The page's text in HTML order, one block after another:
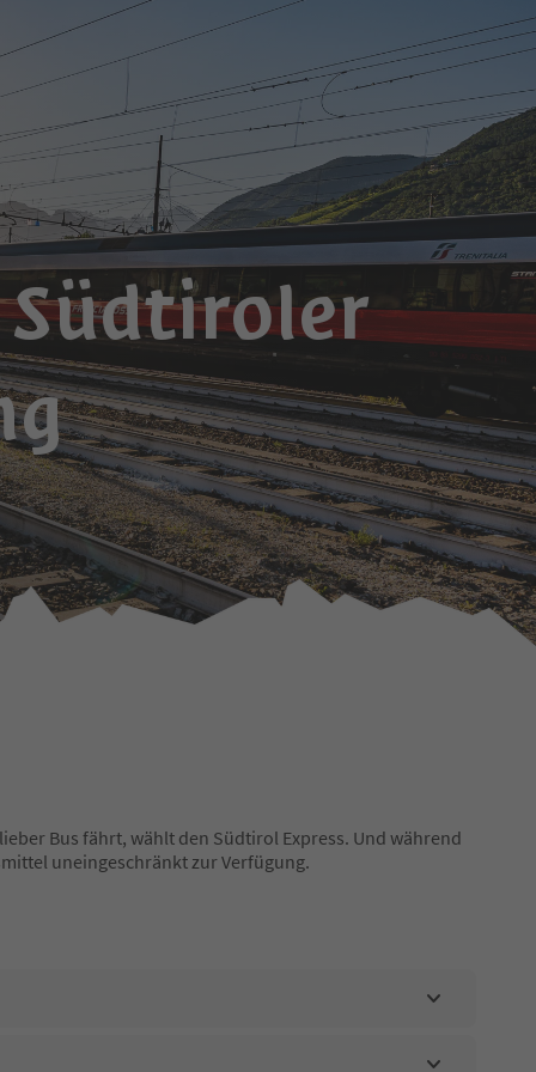
Bus fährt, wählt den Südtirol Express. Und während
uneingeschränkt zur Verfügung.